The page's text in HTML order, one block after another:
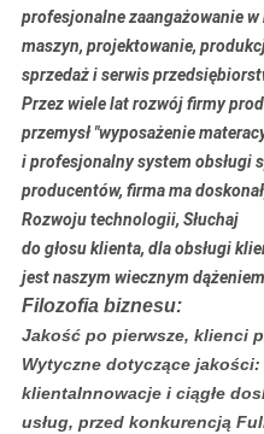
profesjonalne zaangażowanie w
maszyn, projektowanie,
sprzedaż i serwis
Przez wiele lat rozwój firmy
przemysł "wyposażenie
i profesjonalny system obsługi
producentów, firma ma
Rozwoju technologii, Słuchaj
do głosu klienta, dla obsługi
jest naszym wiecznym
Filozofia biznesu:
Jakość po pierwsze, klienci
Wytyczne dotyczące
klientaInnowacje i ciągłe
usług, przed konkurencją